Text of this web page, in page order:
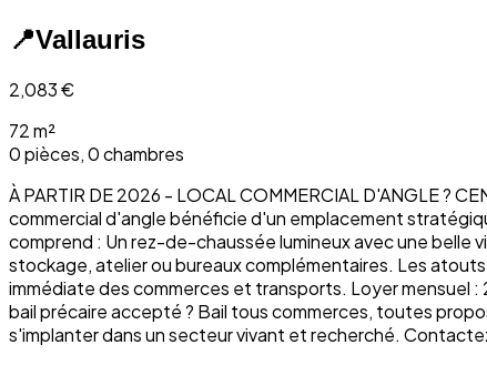
📍Vallauris
2,083€
72 m²
0 pièces, 0 chambres
À PARTIR DE 2026 - LOCAL COMMERCIAL D'ANGLE ?
commercial d'angle bénéficie d'un emplacement
comprend : Un rez-de-chaussée lumineux avec une
stockage, atelier ou bureaux complémentaires. Les
immédiate des commerces et transports. Loyer mensuel
bail précaire accepté ? Bail tous commerces, toutes
s'implanter dans un secteur vivant et recherché.